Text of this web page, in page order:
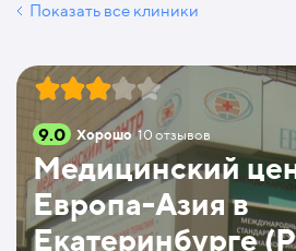
Показать все клиники
9.0 Хорошо 10отзывов
Медицинский
Европа-Азия в
Екатеринбурге